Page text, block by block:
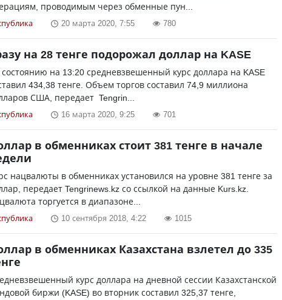
проводимым через обменные пун...
20 марта 2020, 7:55 780
на 28 тенге подорожал доллар на KASE
на 13:20 средневзвешенный курс доллара на KASE
434,38 тенге. Объем торгов составил 74,9 миллиона
США, передает Tengrin...
16 марта 2020, 9:25 701
в обменниках стоит 381 тенге в начале
нацвалюты в обменниках установился на уровне 381 тенге за
передает Tengrinews.kz со ссылкой на данные Kurs.kz.
торгуется в диапазоне...
10 сентября 2018, 4:22 1015
в обменниках Казахстана взлетел до 335
курс доллара на дневной сессии Казахстанской
биржи (KASE) во вторник составил 325,37 тенге,